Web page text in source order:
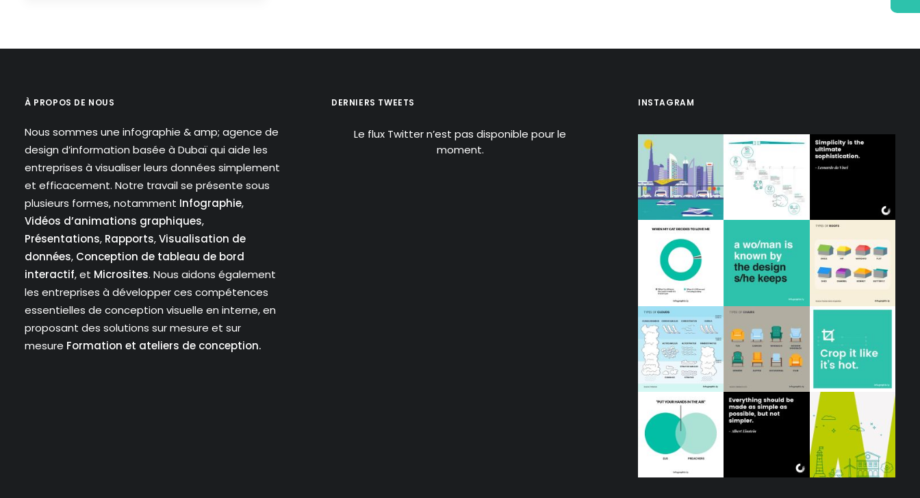
À PROPOS DE NOUS
Nous sommes une infographie & amp; agence de
design d’information basée à Dubaï qui aide les
entreprises à visualiser leurs données simplement
et efficacement. Notre travail se présente sous
plusieurs formes, notamment Infographie,
Vidéos d’animations graphiques,
Présentations, Rapports,Visualisation de
données, Conception de tableau de bord
interactif, et Microsites. Nous aidons également
les entreprises à développer ces compétences
essentielles de conception visuelle en interne, en
proposant des solutions sur mesure et sur
mesure Formation et ateliers de conception.
DERNIERS TWEETS
Le flux Twitter n’est pas disponible pour le
moment.
INSTAGRAM